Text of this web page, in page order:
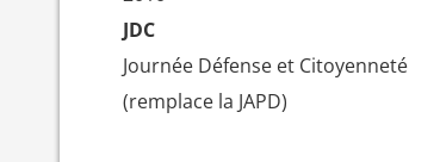
JDC
Journée Défense et Citoyenneté
(remplace la JAPD)